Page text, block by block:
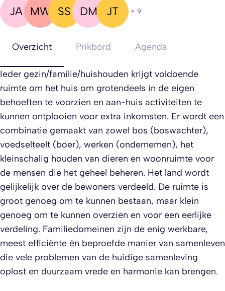
JA MW SS DM JT + 9
Overzicht Prikbord Agenda
Ieder gezin/familie/huishouden krijgt voldoende
ruimte om het huis om grotendeels in de eigen
behoeften te voorzien en aan-huis activiteiten te
kunnen ontplooien voor extra inkomsten. Er wordt een
combinatie gemaakt van zowel bos (boswachter),
voedselteelt (boer), werken (ondernemen), het
kleinschalig houden van dieren en woonruimte voor
de mensen die het geheel beheren. Het land wordt
gelijkelijk over de bewoners verdeeld. De ruimte is
groot genoeg om te kunnen bestaan, maar klein
genoeg om te kunnen overzien en voor een eerlijke
verdeling. Familiedomeinen zijn de enig werkbare,
meest efficiënte én beproefde manier van samenleven
die vele problemen van de huidige samenleving
oplost en duurzaam vrede en harmonie kan brengen.